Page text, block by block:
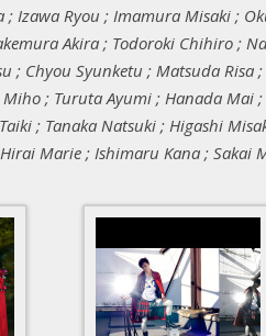
Izawa Ryou ; Imamura Misaki ;
Akira ; Todoroki Chihiro ;
; Chyou Syunketu ; Matsuda Risa
; Turuta Ayumi ; Hanada Mai ;
; Tanaka Natsuki ; Higashi
Marie ; Ishimaru Kana ; Sakai